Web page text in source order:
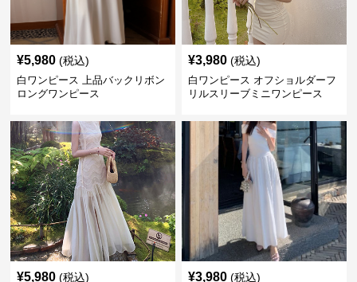
¥5,980 (税込)
白ワンピース 上品バックリボン
ロングワンピース
¥3,980 (税込)
白ワンピース オフショルダーフ
リルスリーブミニワンピース
¥5,980 (税込) ¥3,980 (税込)